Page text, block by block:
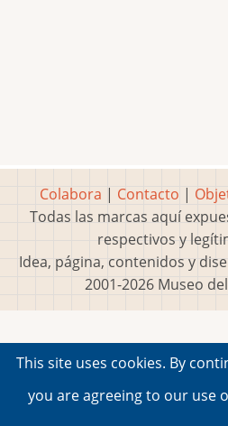
Colabora | Contacto |
Todas las marcas aquí
respectivos y
Idea, página, contenidos y
2001-2026 Museo
This site uses cookies. By
you are agreeing to our use